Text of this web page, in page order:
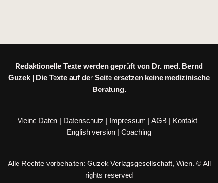
Redaktionelle Texte werden geprüft von Dr. med. Bernd
Guzek | Die Texte auf der Seite ersetzen keine medizinische
Beratung.
Meine Daten | Datenschutz | Impressum | AGB | Kontakt |
English version | Coaching
Alle Rechte vorbehalten: Guzek Verlagsgesellschaft, Wien. © All
rights reserved